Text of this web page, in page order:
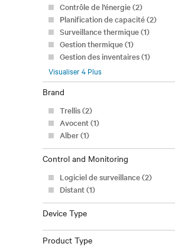
Contrôle de l’énergie (2)
Planification de capacité (2)
Surveillance thermique (1)
Gestion thermique (1)
Gestion des inventaires (1)
Visualiser4 Plus
Brand
Trellis (2)
Avocent (1)
Alber (1)
Control and Monitoring
Logiciel de surveillance (2)
Distant (1)
Device Type
Product Type